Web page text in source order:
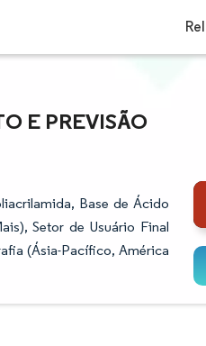
E PREVISÃO
Base de Ácido
Setor de Usuário Final
(Ásia-Pacífico, América